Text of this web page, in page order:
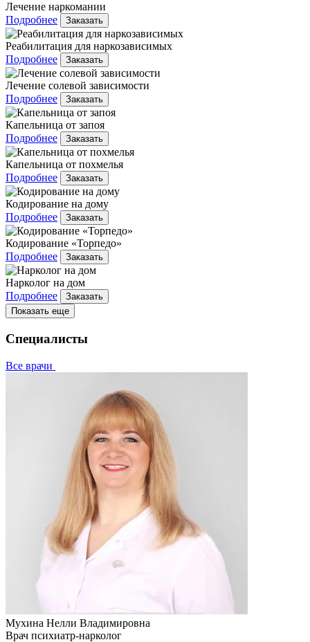
Лечение наркомании
Подробнее
Заказать
Реабилитация для наркозависимых
Подробнее
Заказать
Лечение солевой зависимости
Подробнее
Заказать
Капельница от запоя
Подробнее
Заказать
Капельница от похмелья
Подробнее
Заказать
Кодирование на дому
Подробнее
Заказать
Кодирование «Торпедо»
Подробнее
Заказать
Нарколог на дом
Подробнее
Заказать
Показать еще
Специалисты
Все врачи
Мухина Нелли Владимировна
Врач психиатр-нарколог